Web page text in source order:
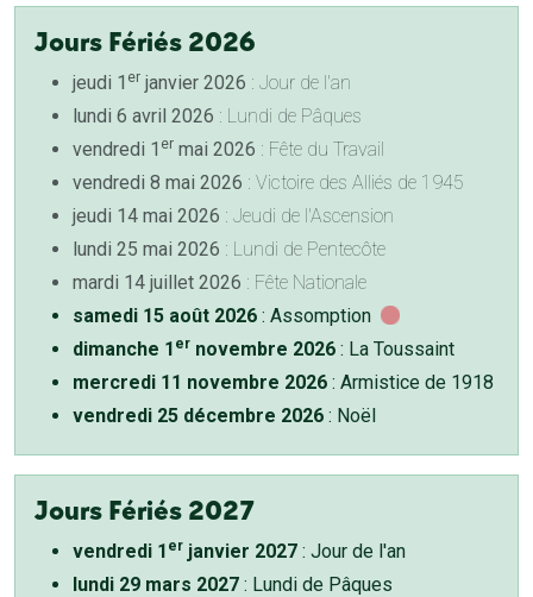
Jours Fériés 2026
jeudi 1 er janvier 2026 : Jour de l'an
lundi 6 avril 2026 : Lundi de Pâques
vendredi 1 er mai 2026 : Fête du Travail
vendredi 8 mai 2026 : Victoire des Alliés de 1945
jeudi 14 mai 2026 : Jeudi de l'Ascension
lundi 25 mai 2026 : Lundi de Pentecôte
mardi 14 juillet 2026 : Fête Nationale
samedi 15 août 2026 : Assomption
dimanche 1 er novembre 2026 : La Toussaint
mercredi 11 novembre 2026 : Armistice de 1918
vendredi 25 décembre 2026 : Noël
Jours Fériés 2027
vendredi 1 er janvier 2027 : Jour de l'an
lundi 29 mars 2027 : Lundi de Pâques